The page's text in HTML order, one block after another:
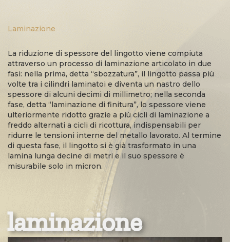
Laminazione
La riduzione di spessore del lingotto viene compiuta
attraverso un processo di laminazione articolato in due
fasi: nella prima, detta “sbozzatura”, il lingotto passa più
volte tra i cilindri laminatoi e diventa un nastro dello
spessore di alcuni decimi di millimetro; nella seconda
fase, detta “laminazione di finitura”, lo spessore viene
ulteriormente ridotto grazie a più cicli di laminazione a
freddo alternati a cicli di ricottura, indispensabili per
ridurre le tensioni interne del metallo lavorato. Al termine
di questa fase, il lingotto si è già trasformato in una
lamina lunga decine di metri e il suo spessore è
misurabile solo in micron.
laminazione